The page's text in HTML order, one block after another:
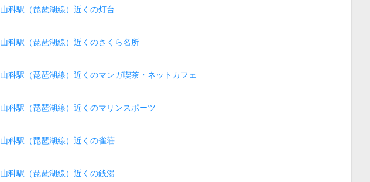
山科駅（琵琶湖線）近くの灯台
山科駅（琵琶湖線）近くのさくら名所
山科駅（琵琶湖線）近くのマンガ喫茶・ネットカフェ
山科駅（琵琶湖線）近くのマリンスポーツ
山科駅（琵琶湖線）近くの雀荘
山科駅（琵琶湖線）近くの銭湯